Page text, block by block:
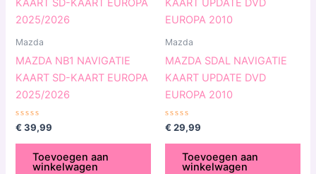
Mazda
MAZDA NB1 NAVIGATIE
KAART SD-KAART EUROPA
2025/2026
Gewaardeerd
0
uit
€ 39,99
Toevoegen aan
winkelwagen
Mazda
MAZDA SDAL NAVIGATIE
KAART UPDATE DVD
EUROPA 2010
Gewaardeerd
0
uit
€ 29,99
Toevoegen aan
winkelwagen